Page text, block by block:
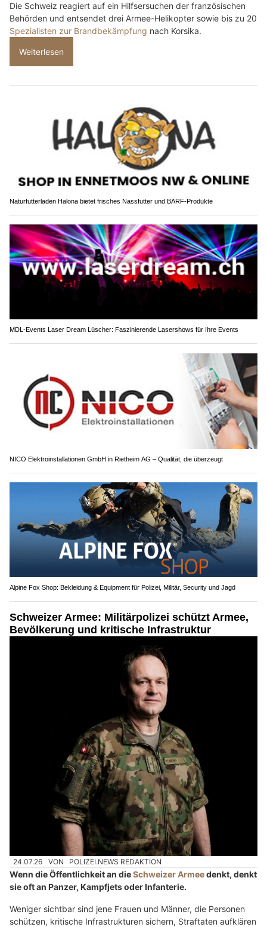
Die Schweiz reagiert auf ein Hilfsersuchen der französischen
Behörden und entsendet drei Armee-Helikopter sowie bis zu 20
Spezialisten zur Brandbekämpfung nach Korsika.
Weiterlesen
Naturfutterladen Halona bietet frisches Nassfutter und BARF-Produkte
MDL-Events Laser Dream Lüscher: Faszinierende Lasershows für Ihre Events
NICO Elektroinstallationen GmbH in Rietheim AG – Qualität, die überzeugt
Alpine Fox Shop: Bekleidung & Equipment für Polizei, Militär, Security und Jagd
Schweizer Armee: Militärpolizei schützt Armee,
Bevölkerung und kritische Infrastruktur
24.07.26 VON POLIZEI.NEWS REDAKTION
Wenn die Öffentlichkeit an dieSchweizer Armeedenkt, denkt
sie oft an Panzer, Kampfjets oder Infanterie.
Weniger sichtbar sind jene Frauen und Männer, die Personen
schützen, kritische Infrastrukturen sichern, Straftaten aufklären